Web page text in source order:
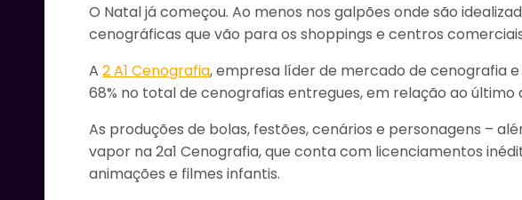
O Natal já começou. Ao menos nos galpões onde são
cenográficas que vão para os shoppings e centros
A 2 A1 Cenografia, empresa líder de mercado de cenografia
68% no total de cenografias entregues, em relação ao último
As produções de bolas, festões, cenários e personagens –
vapor na 2a1 Cenografia, que conta com licenciamentos
animações e filmes infantis.